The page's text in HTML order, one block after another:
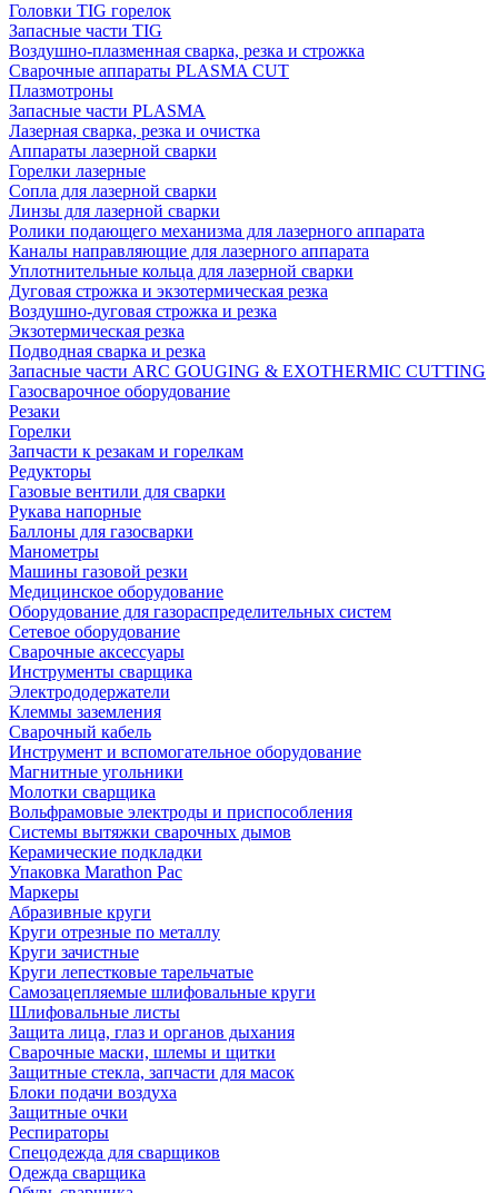
Головки TIG горелок
Запасные части TIG
Воздушно-плазменная сварка, резка и строжка
Сварочные аппараты PLASMA CUT
Плазмотроны
Запасные части PLASMA
Лазерная сварка, резка и очистка
Аппараты лазерной сварки
Горелки лазерные
Сопла для лазерной сварки
Линзы для лазерной сварки
Ролики подающего механизма для лазерного аппарата
Каналы направляющие для лазерного аппарата
Уплотнительные кольца для лазерной сварки
Дуговая строжка и экзотермическая резка
Воздушно-дуговая строжка и резка
Экзотермическая резка
Подводная сварка и резка
Запасные части ARC GOUGING & EXOTHERMIC CUTTING
Газосварочное оборудование
Резаки
Горелки
Запчасти к резакам и горелкам
Редукторы
Газовые вентили для сварки
Рукава напорные
Баллоны для газосварки
Манометры
Машины газовой резки
Медицинское оборудование
Оборудование для газораспределительных систем
Сетевое оборудование
Сварочные аксессуары
Инструменты сварщика
Электрододержатели
Клеммы заземления
Сварочный кабель
Инструмент и вспомогательное оборудование
Магнитные угольники
Молотки сварщика
Вольфрамовые электроды и приспособления
Системы вытяжки сварочных дымов
Керамические подкладки
Упаковка Marathon Pac
Маркеры
Абразивные круги
Круги отрезные по металлу
Круги зачистные
Круги лепестковые тарельчатые
Самозацепляемые шлифовальные круги
Шлифовальные листы
Защита лица, глаз и органов дыхания
Сварочные маски, шлемы и щитки
Защитные стекла, запчасти для масок
Блоки подачи воздуха
Защитные очки
Респираторы
Спецодежда для сварщиков
Одежда сварщика